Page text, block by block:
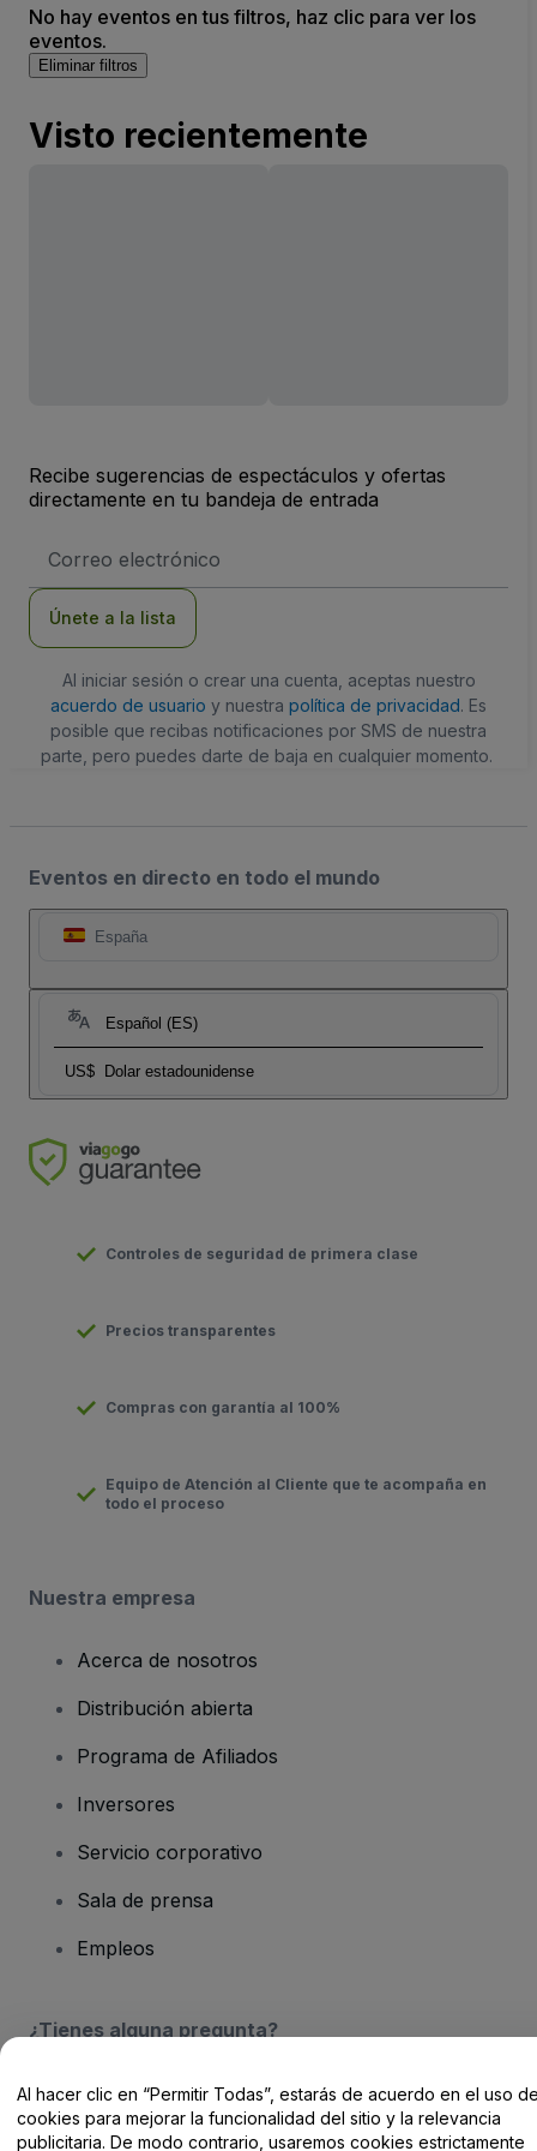
No hay eventos en tus filtros, haz clic para ver los
eventos.
Eliminar filtros
Visto recientemente
Recibe sugerencias de espectáculos y ofertas
directamente en tu bandeja de entrada
de
Únete a la lista
Al iniciar sesión o crear una cuenta, aceptas nuestro
acuerdo de usuario y nuestra política de privacidad. Es
posible que recibas notificaciones por SMS de nuestra
parte, pero puedes darte de baja en cualquier momento.
Eventos en directo en todo el mundo
España
Español (ES)
US$ Dolar estadounidense
Controles de seguridad de primera clase
Precios transparentes
Compras con garantía al 100%
Equipo de Atención al Cliente que te acompaña en
todo el proceso
Nuestra empresa
Acerca de nosotros
Distribución abierta
Programa de Afiliados
Inversores
Servicio corporativo
Sala de prensa
Empleos
¿Tienes alguna pregunta?
Centro de Ayuda / Contacto
Al hacer clic en “Permitir Todas”, estarás de acuerdo en el uso
cookies para mejorar la funcionalidad del sitio y la relevancia
publicitaria. De modo contrario, usaremos cookies estrictamente